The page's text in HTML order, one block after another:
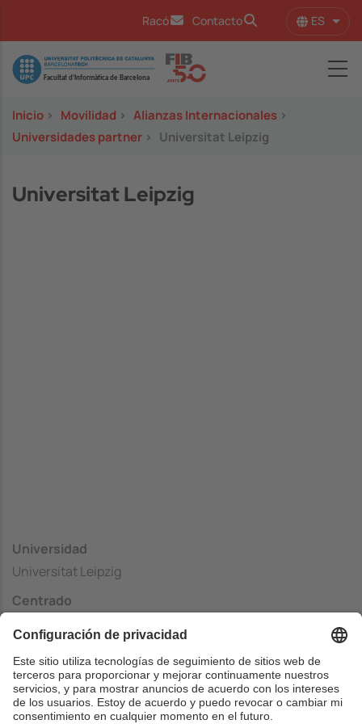
Racó Contacto ES
Image
Inicio > Movilidad > Alianzas Internacionales >
Universidades partner > Universitat Leipzig
Universitat Leipzig
Universidad
Universitat Leipzig
Centrado
Alemania
Web